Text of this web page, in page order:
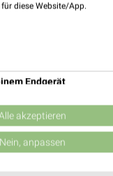
Gültig von 03. Aug.
PROSPEKT
diese Website/App.
Endgerät
akzeptieren
Nein, anpassen